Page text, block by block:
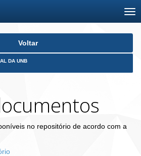
Voltar
DA UNB
no repositório de acordo com a